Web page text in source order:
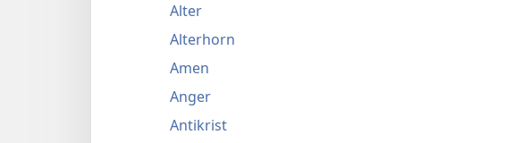
Alter
Alterhorn
Amen
Anger
Antikrist